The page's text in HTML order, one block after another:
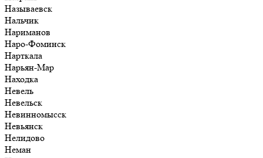
Называевск
Нальчик
Нариманов
Наро-Фоминск
Нарткала
Нарьян-Мар
Находка
Невель
Невельск
Невинномысск
Невьянск
Нелидово
Неман